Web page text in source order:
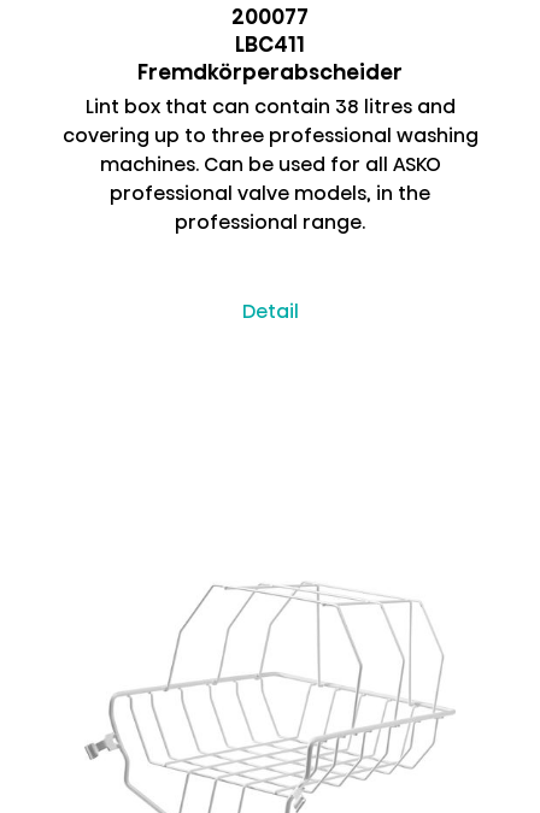
200077
LBC411
Fremdkörperabscheider
Lint box that can contain 38 litres and
covering up to three professional washing
machines. Can be used for all ASKO
professional valve models, in the
professional range.
Detail